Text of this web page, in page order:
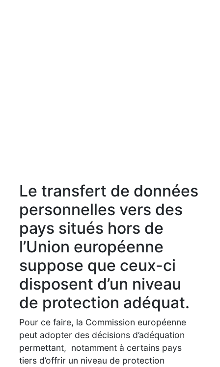
Le transfert de données
personnelles vers des
pays situés hors de
l’Union européenne
suppose que ceux-ci
disposent d’un niveau
de protection adéquat.
Pour ce faire, la Commission européenne
peut adopter des décisions d’adéquation
permettant, notamment à certains pays
tiers d’offrir un niveau de protection